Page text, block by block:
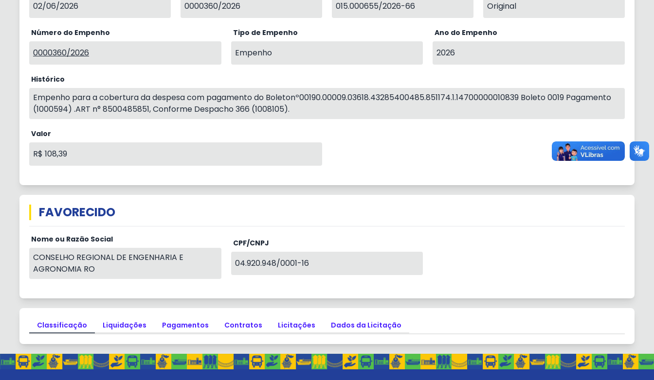
02/06/2026 0000360/2026 015.000655/2026-66 Original
Número do Empenho
0000360/2026
Tipo de Empenho
Empenho
Ano do Empenho
2026
Histórico
Empenho para a cobertura da despesa com pagamento do Boletonº00190.00009.03618.43285400485.851174.1.14700000010839 Boleto 0019 Pagamento
(1000594) .ART n° 8500485851, Conforme Despacho 366 (1008105).
Valor
R$ 108,39
FAVORECIDO
Nome ou Razão Social
CONSELHO REGIONAL DE ENGENHARIA E
AGRONOMIA RO
CPF/CNPJ
04.920.948/0001-16
Classificação Liquidações Pagamentos Contratos Licitações Dados da Licitação